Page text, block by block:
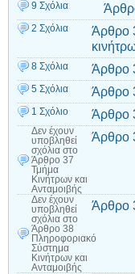
9 Σχόλια
2 Σχόλια
Άρθρο
8 Σχόλια Άρθρο
5 Σχόλια Άρθρο
1 Σχόλιο Άρθρο
Δεν έχουν
υποβληθεί
σχόλια στο
Άρθρο 37
Τμήμα
Κινήτρων και
Ανταμοιβής
Άρθρο
Δεν έχουν
υποβληθεί
σχόλια στο
Άρθρο 38
Πληροφοριακό
Σύστημα
Κινήτρων και
Ανταμοιβής
Άρθρο